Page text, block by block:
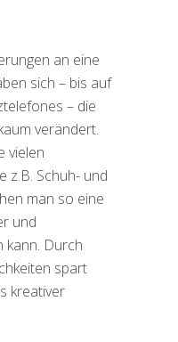
an eine
sich – bis auf
– die
verändert.
vielen
z.B. Schuh- und
man so eine
und
kann. Durch
spart
kreativer